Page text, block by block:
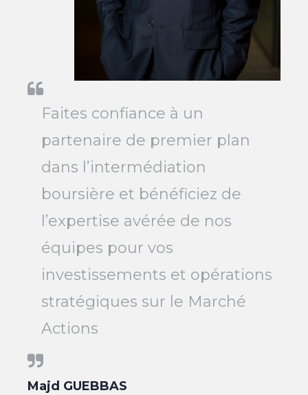
Faites confiance à un
partenaire de premier plan
dans l’intermédiation
boursière et bénéficiez de
l’expertise avérée de nos
équipes pour vos
investissements et opérations
stratégiques sur le Marché
Actions
Majd GUEBBAS